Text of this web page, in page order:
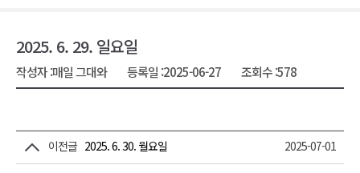
2025. 6. 29. 일요일
작성자 :매일 그대와 등록일 :2025-06-27 조회수 :578
이전글 2025. 6. 30. 월요일 2025-07-01